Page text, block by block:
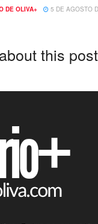
DE OLIVA+ 5 DE AGOSTO
this post